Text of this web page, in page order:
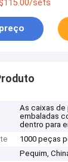
sets
As caixas de
embaladas
dentro para
1000 peças
Pequim,